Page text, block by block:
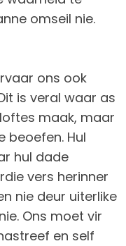
omseil nie.
ons ook
is veral waar as
maak, maar
beoefen. Hul
hul dade
vers herinner
nie deur uiterlike
Ons moet vir
en self